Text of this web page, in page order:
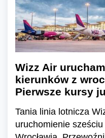
Wizz Air
kierunków z
Pierwsze kursy
Tania linia lotnicza
uruchomienie